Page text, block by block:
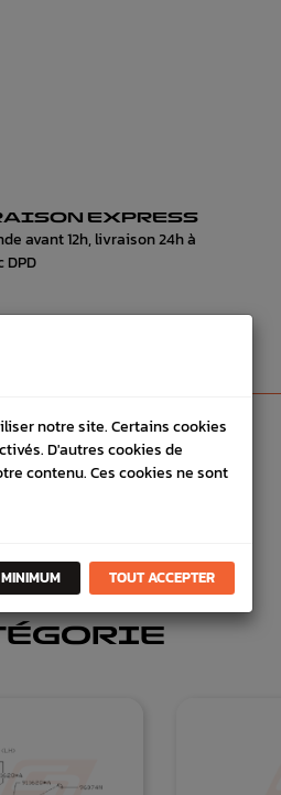
EXPRESS
avant 12h, livraison 24h à
DPD
notre site. Certains cookies
D'autres cookies de
contenu. Ces cookies ne sont
TOUT ACCEPTER